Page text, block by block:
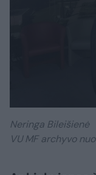
Neringa Bileišienė
VU MF archyvo